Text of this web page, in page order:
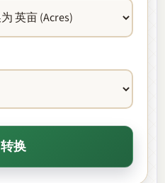
转换